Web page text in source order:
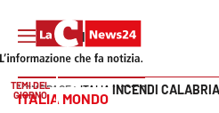
Vai
TEMI DEL
GIORNO
INCENDI CALABRIA
HOME PAGE ITALIA MONDO
ITALIA MONDO